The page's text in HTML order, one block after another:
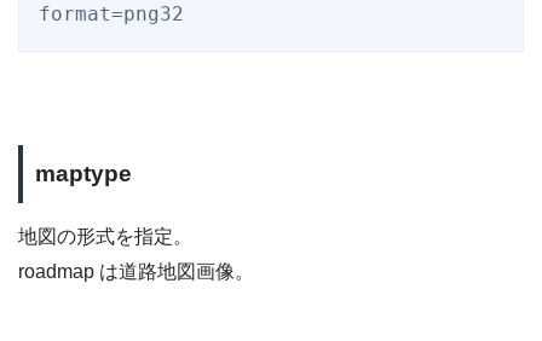
maptype
地図の形式を指定。
roadmap は道路地図画像。